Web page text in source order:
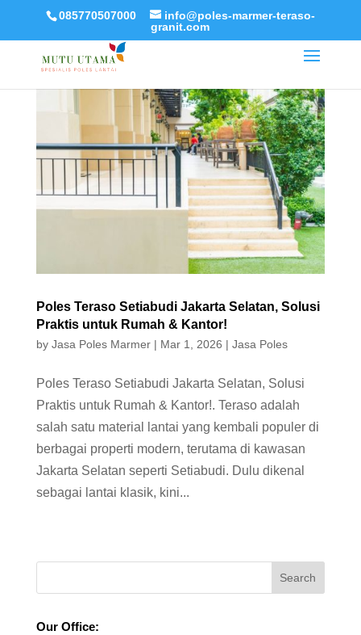
085770507000
info@poles-marmer-teraso-
granit.com
Poles Teraso Setiabudi Jakarta Selatan, Solusi
Praktis untuk Rumah & Kantor!
by Jasa Poles Marmer| Mar 1, 2026 | Jasa Poles
Poles Teraso Setiabudi Jakarta Selatan, Solusi
Praktis untuk Rumah & Kantor!. Teraso adalah
salah satu material lantai yang kembali populer di
berbagai properti modern, terutama di kawasan
Jakarta Selatan seperti Setiabudi. Dulu dikenal
sebagai lantai klasik, kini...
Our Office: